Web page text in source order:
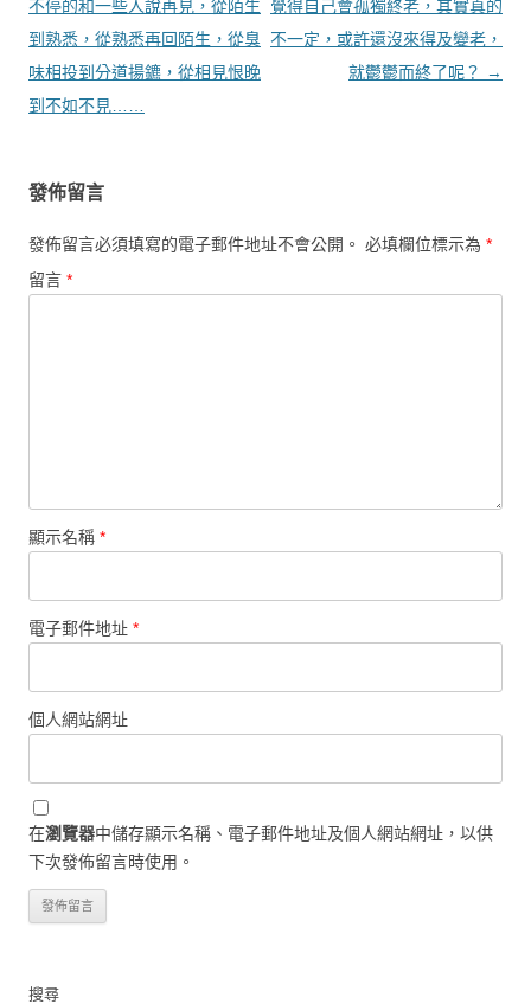
不停的和一些人說再見，從陌生
到熟悉，從熟悉再回陌生，從臭
味相投到分道揚鑣，從相見恨晚
到不如不見……
覺得自己會孤獨終老，其實真的
不一定，或許還沒來得及變老，
就鬱鬱而終了呢？ →
發佈留言
發佈留言必須填寫的電子郵件地址不會公開。 必填欄位標示為 *
留言 *
顯示名稱 *
電子郵件地址 *
個人網站網址
在瀏覽器中儲存顯示名稱、電子郵件地址及個人網站網址，以供
下次發佈留言時使用。
搜尋